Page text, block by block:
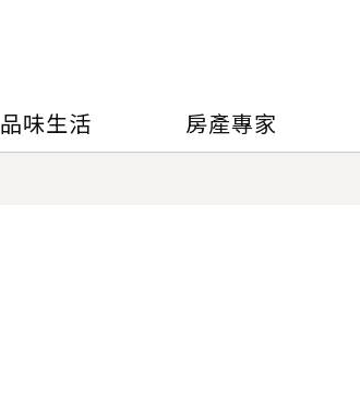
品味生活 房產專家